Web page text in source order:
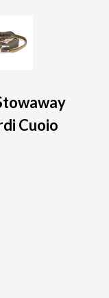
Cuoio